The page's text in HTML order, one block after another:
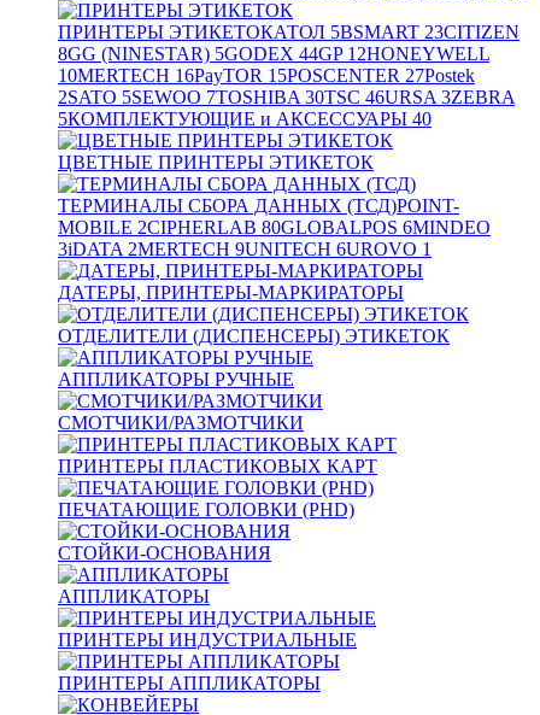
ПРИНТЕРЫ ЭТИКЕТОКАТОЛ 5BSMART 23CITIZEN
8GG (NINESTAR) 5GODEX 44GP12HONEYWELL
10MERTECH 16PayTOR 15POSCENTER 27Postek
2SATO 5SEWOO 7TOSHIBA 30TSC 46URSA 3ZEBRA
5КОМПЛЕКТУЮЩИЕ и АКСЕССУАРЫ 40
ЦВЕТНЫЕ ПРИНТЕРЫ ЭТИКЕТОК
ТЕРМИНАЛЫ СБОРА ДАННЫХ (ТСД)POINT-
MOBILE 2CIPHERLAB 80GLOBALPOS 6MINDEO
3iDATA 2MERTECH 9UNITECH 6UROVO 1
ДАТЕРЫ, ПРИНТЕРЫ-МАРКИРАТОРЫ
ОТДЕЛИТЕЛИ (ДИСПЕНСЕРЫ) ЭТИКЕТОК
АППЛИКАТОРЫ РУЧНЫЕ
СМОТЧИКИ/РАЗМОТЧИКИ
ПРИНТЕРЫ ПЛАСТИКОВЫХ КАРТ
ПЕЧАТАЮЩИЕ ГОЛОВКИ (PHD)
СТОЙКИ-ОСНОВАНИЯ
АППЛИКАТОРЫ
ПРИНТЕРЫ ИНДУСТРИАЛЬНЫЕ
ПРИНТЕРЫ АППЛИКАТОРЫ